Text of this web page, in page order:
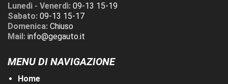
Lunedì - Venerdì: 09-13 15-19
Sabato: 09-13 15-17
Domenica: Chiuso
Mail: info@gegauto.it
MENU DI NAVIGAZIONE
Home